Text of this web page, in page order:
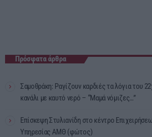
Πρόσφατα άρθρα
Σαμοθράκη: Ραγίζουν καρδιές τα λόγια του
κανάλι με καυτό νερό – “Μαμά νόμιζες…”
Επίσκεψη Στυλιανίδη στο κέντρο
Υπηρεσίας ΑΜΘ (φώτος)